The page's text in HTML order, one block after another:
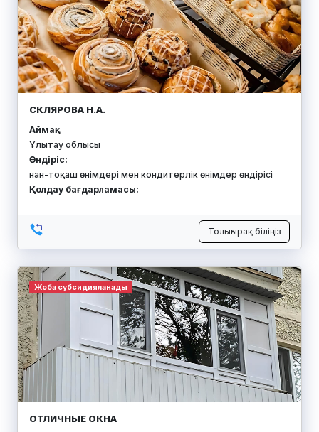
СКЛЯРОВА Н.А.
Аймақ:
Ұлытау облысы
Өндіріс:
нан-тоқаш өнімдері мен кондитерлік өнімдер өндірісі
Қолдау бағдарламасы:
Толығырақ біліңіз
Жоба субсидияланады
ОТЛИЧНЫЕ ОКНА